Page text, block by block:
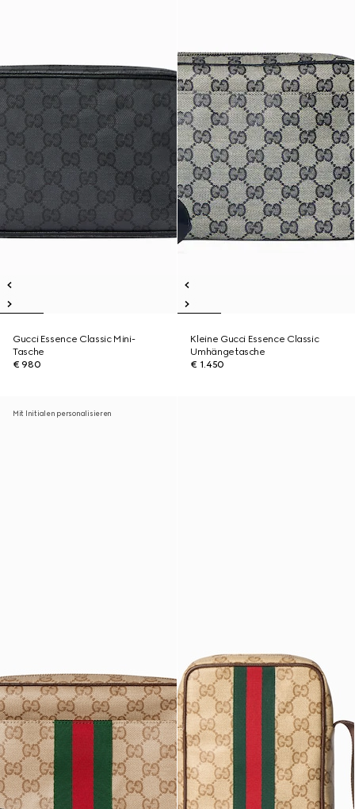
Gucci Essence Classic Mini-
Tasche
€ 980
Kleine Gucci Essence Classic
Umhängetasche
€ 1.450
Mit Initialen personalisieren